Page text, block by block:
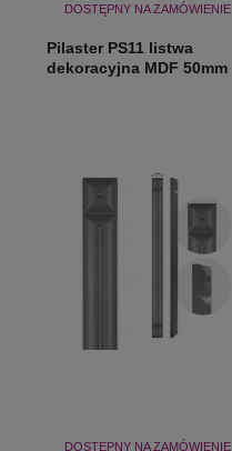
DOSTĘPNY NA ZAMÓWIENIE
Pilaster PS11 listwa
dekoracyjna MDF 50mm
DOSTĘPNY NA ZAMÓWIENIE